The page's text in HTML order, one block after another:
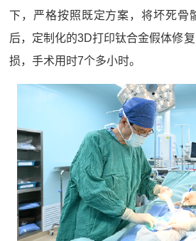
下，严格按照既定方案，将坏死骨
后，定制化的3D打印钛合金假体修
损，手术用时7个多小时。